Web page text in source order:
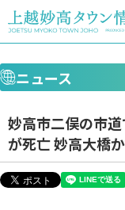
ニュース
妙高市二俣の市
が死亡 妙高大橋